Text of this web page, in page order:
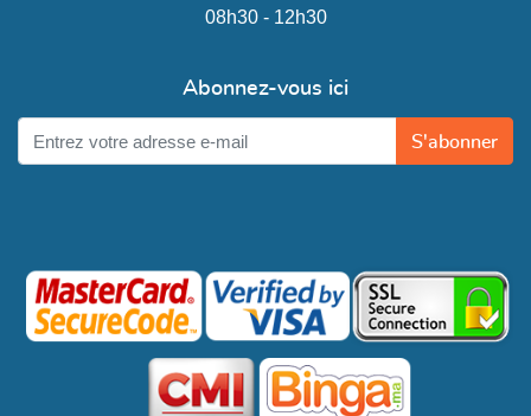
08h30 - 12h30
Abonnez-vous ici
S'abonner